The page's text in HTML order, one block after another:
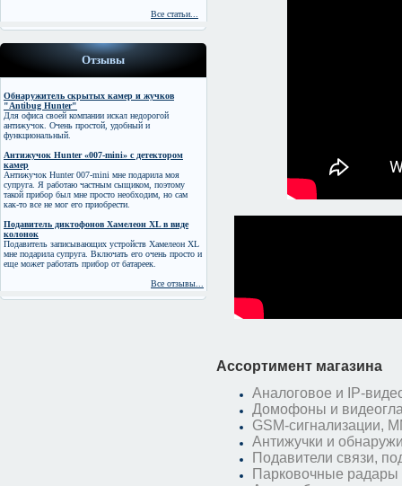
Все статьи...
Отзывы
Обнаружитель скрытых камер и жучков
"Antibug Hunter"
Для офиса своей компании искал недорогой
антижучок. Очень простой, удобный и
функциональный.
Антижучок Hunter «007-mini» с детектором
камер
Антижучок Hunter 007-mini мне подарила моя
супруга. Я работаю частным сыщиком, поэтому
такой прибор был мне просто необходим, но сам
как-то все не мог его приобрести.
Подавитель диктофонов Хамелеон XL в виде
колонок
Подавитель записывающих устройств Хамелеон XL
мне подарила супруга. Включать его очень просто и
еще может работать прибор от батареек.
Все отзывы...
Ассортимент магазина
Аналоговое и IP-
Домофоны и
GSM-сигнализации,
Антижучки и
Подавители связи,
Парковочные